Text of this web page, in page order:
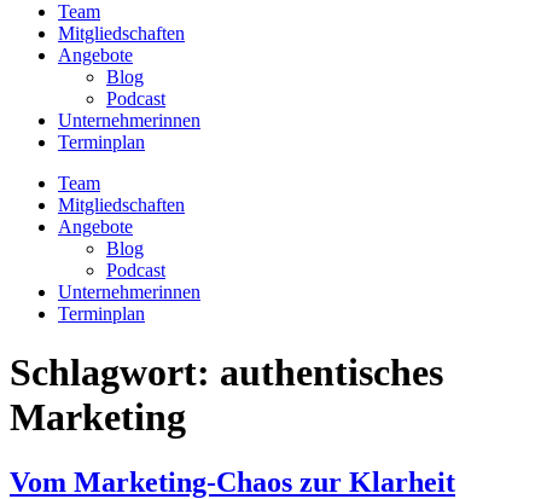
Team
Mitgliedschaften
Angebote
Blog
Podcast
Unternehmerinnen
Terminplan
Team
Mitgliedschaften
Angebote
Blog
Podcast
Unternehmerinnen
Terminplan
Schlagwort: authentisches
Marketing
Vom Marketing-Chaos zur Klarheit